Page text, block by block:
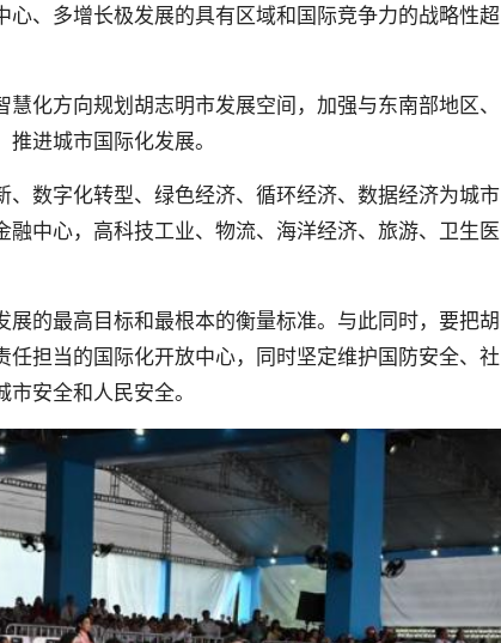
心、多增长极发展的具有区域和国际竞争力的战略性超
化方向规划胡志明市发展空间，加强与东南部地区、
进城市国际化发展。
数字化转型、绿色经济、循环经济、数据经济为城市
中心，高科技工业、物流、海洋经济、旅游、卫生医
的最高目标和最根本的衡量标准。 与此同时，要把胡
担当的国际化开放中心，同时坚定维护国防安全、社
安全和人民安全。